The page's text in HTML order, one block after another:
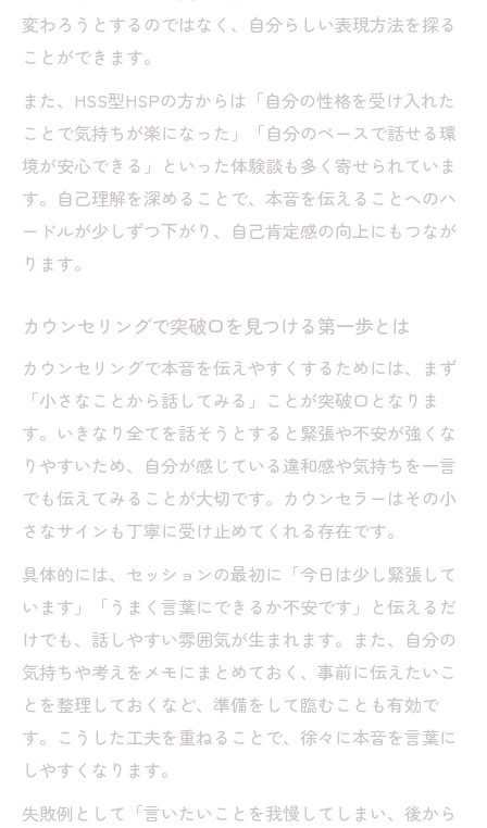
変わろうとするのではなく、自分らしい表現方法を探る
ことができます。
また、HSS型HSPの方からは「自分の性格を受け入れた
ことで気持ちが楽になった」「自分のペースで話せる環
境が安心できる」といった体験談も多く寄せられていま
す。自己理解を深めることで、本音を伝えることへのハ
ードルが少しずつ下がり、自己肯定感の向上にもつなが
ります。
カウンセリングで突破口を見つける第一歩とは
カウンセリングで本音を伝えやすくするためには、まず
「小さなことから話してみる」ことが突破口となりま
す。いきなり全てを話そうとすると緊張や不安が強くな
りやすいため、自分が感じている違和感や気持ちを一言
でも伝えてみることが大切です。カウンセラーはその小
さなサインも丁寧に受け止めてくれる存在です。
具体的には、セッションの最初に「今日は少し緊張して
います」「うまく言葉にできるか不安です」と伝えるだ
けでも、話しやすい雰囲気が生まれます。また、自分の
気持ちや考えをメモにまとめておく、事前に伝えたいこ
とを整理しておくなど、準備をして臨むことも有効で
す。こうした工夫を重ねることで、徐々に本音を言葉に
しやすくなります。
失敗例として「言いたいことを我慢してしまい、後から